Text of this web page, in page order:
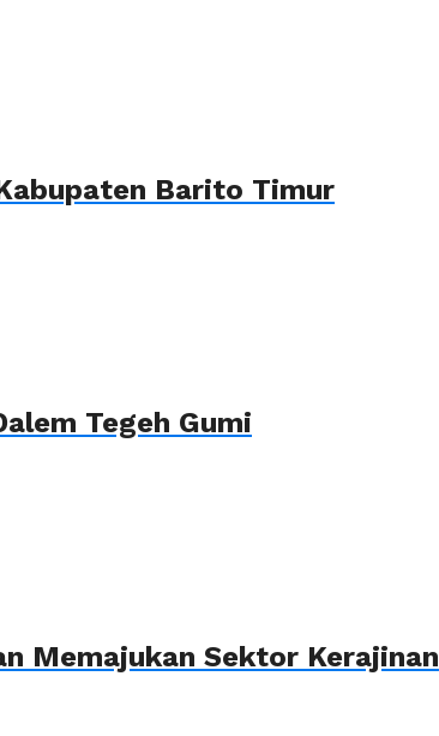
Barito Timur
Tegeh Gumi
Memajukan Sektor Kerajinan